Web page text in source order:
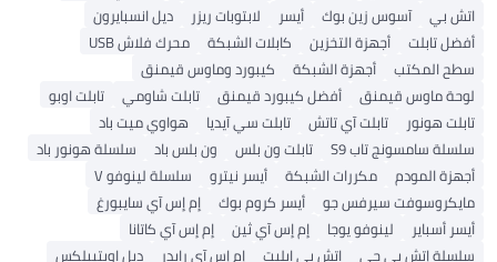
اتش بي
آسوس زين بوك أيسر لابتوبات ريزر
ديل انسبايرون
أفضل تابلت
أجهزة التخزين كابلات الشبكة
محرك فلاش USB
سطح المكتب
أجهزة الشبكة
كيبورد وماوس قيمنق
لوحة ماوس قيمنق
أفضل كيبورد قيمنق تابلت شاومي
تابلت اوبو
تابلت هونور
تابلت آي تاتش تابلت سي آيديا
هواوي ميت باد
سلسلة سامسونج تاب S9
تابلت ون بلس ون بلس باد
سلسلة هونور باد
أجهزة المودم
مكررات الشبكة أيسر نيترو
سلسلة لينوفو V
مايكروسوفت سيرفس جو
أيسر كروم بوك
إم إس آي سايبورغ
أيسر أسباير
لينوفو يوجا إم إس آي ثين
إم إس آي كاتانا
سلسلة إتش بي جي
اتش بي ايليت إم إس آي رايدر
ديل اوبتيبلكس